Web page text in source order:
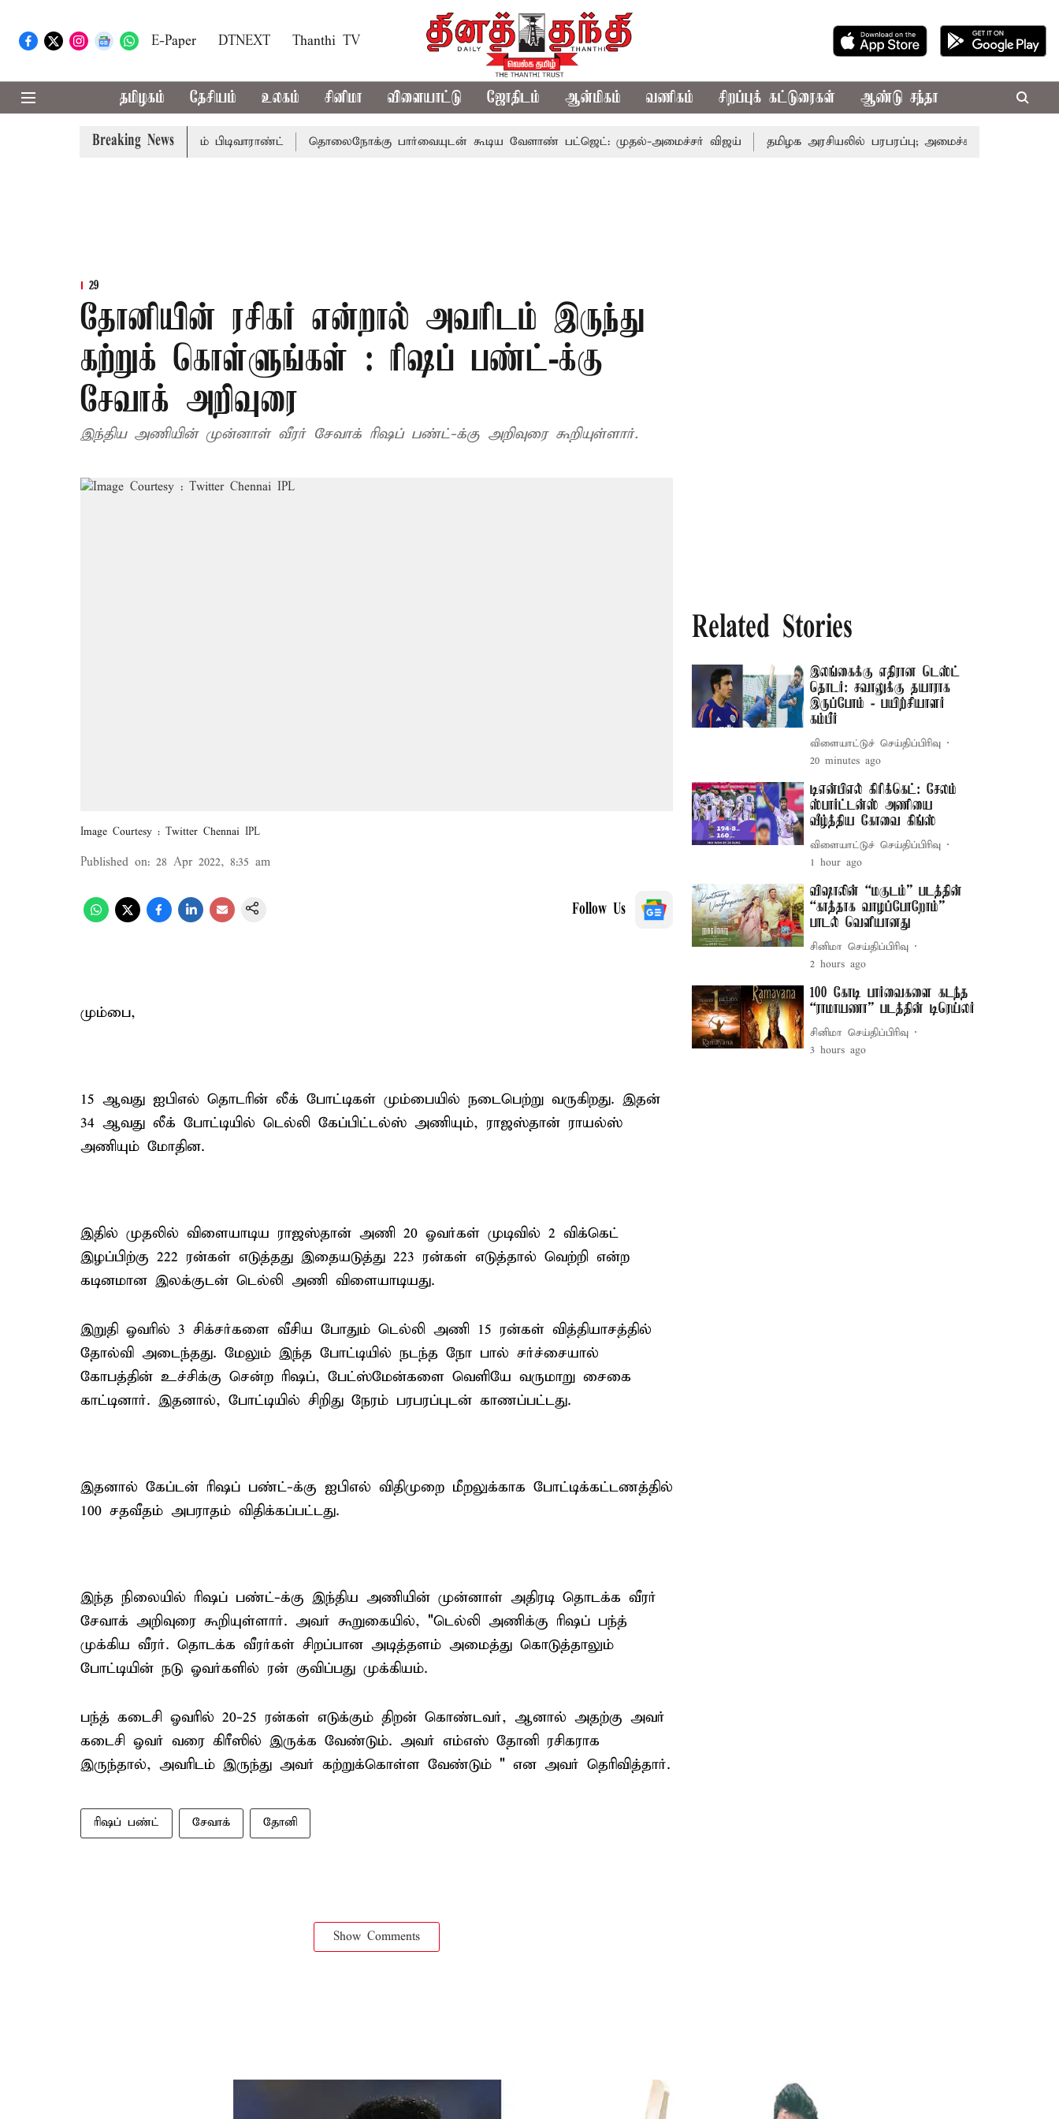
E-Paper DTNEXT Thanthi TV
தமிழகம் தேசியம் உலகம் சினிமா விளையாட்டு ஜோதிடம் ஆன்மிகம் வணிகம் சிறப்புக் கட்டுரைகள் ஆண்டு சந்தா
Breaking News
சென்னை நீதிமன்றம் பிடிவாராண்ட் தொலைநோக்கு பார்வையுடன் கூடிய வேளாண் பட்ஜெட்: முதல்-அமைச்சர் விஜய் தமிழக அரசியலில் பரபரப்பு; அமைச்சர் ஆனந்த் உடன்
29
தோனியின் ரசிகர் என்றால் அவரிடம் இருந்து
கற்றுக் கொள்ளுங்கள் : ரிஷப் பண்ட்-க்கு
சேவாக் அறிவுரை
இந்திய அணியின் முன்னாள் வீரர் சேவாக் ரிஷப் பண்ட்-க்கு அறிவுரை கூறியுள்ளார்.
Image Courtesy : Twitter Chennai IPL
Published on: 28 Apr 2022, 8:35 am
Follow Us
மும்பை,
15 ஆவது ஐபிஎல் தொடரின் லீக் போட்டிகள் மும்பையில் நடைபெற்று வருகிறது. இதன்
34 ஆவது லீக் போட்டியில் டெல்லி கேப்பிட்டல்ஸ் அணியும், ராஜஸ்தான் ராயல்ஸ்
அணியும் மோதின.
இதில் முதலில் விளையாடிய ராஜஸ்தான் அணி 20 ஓவர்கள் முடிவில் 2 விக்கெட்
இழப்பிற்கு 222 ரன்கள் எடுத்தது இதையடுத்து 223 ரன்கள் எடுத்தால் வெற்றி என்ற
கடினமான இலக்குடன் டெல்லி அணி விளையாடியது.
இறுதி ஓவரில் 3 சிக்சர்களை வீசிய போதும் டெல்லி அணி 15 ரன்கள் வித்தியாசத்தில்
தோல்வி அடைந்தது. மேலும் இந்த போட்டியில் நடந்த நோ பால் சர்ச்சையால்
கோபத்தின் உச்சிக்கு சென்ற ரிஷப், பேட்ஸ்மேன்களை வெளியே வருமாறு சைகை
காட்டினார். இதனால், போட்டியில் சிறிது நேரம் பரபரப்புடன் காணப்பட்டது.
இதனால் கேப்டன் ரிஷப் பண்ட்-க்கு ஐபிஎல் விதிமுறை மீறலுக்காக போட்டிக்கட்டணத்தில்
100 சதவீதம் அபராதம் விதிக்கப்பட்டது.
இந்த நிலையில் ரிஷப் பண்ட்-க்கு இந்திய அணியின் முன்னாள் அதிரடி தொடக்க வீரர்
சேவாக் அறிவுரை கூறியுள்ளார். அவர் கூறுகையில், "டெல்லி அணிக்கு ரிஷப் பந்த்
முக்கிய வீரர். தொடக்க வீரர்கள் சிறப்பான அடித்தளம் அமைத்து கொடுத்தாலும்
போட்டியின் நடு ஓவர்களில் ரன் குவிப்பது முக்கியம்.
பந்த் கடைசி ஓவரில் 20-25 ரன்கள் எடுக்கும் திறன் கொண்டவர், ஆனால் அதற்கு அவர்
கடைசி ஓவர் வரை கிரீஸில் இருக்க வேண்டும். அவர் எம்எஸ் தோனி ரசிகராக
இருந்தால், அவரிடம் இருந்து அவர் கற்றுக்கொள்ள வேண்டும் " என அவர் தெரிவித்தார்.
ரிஷப் பண்ட் சேவாக் தோனி
Show Comments
Related Stories
இலங்கைக்கு எதிரான டெஸ்ட்
தொடர்: சவாலுக்கு தயாராக
இருப்போம் - பயிற்சியாளர்
கம்பீர்
விளையாட்டுச் செய்திப்பிரிவு
20 minutes ago
டிஎன்பிஎல் கிரிக்கெட்: சேலம்
ஸ்பார்ட்டன்ஸ் அணியை
வீழ்த்திய கோவை கிங்ஸ்
விளையாட்டுச் செய்திப்பிரிவு
1 hour ago
விஷாலின் “மகுடம்” படத்தின்
“காத்தாக வாழப்போறோம்”
பாடல் வெளியானது
சினிமா செய்திப்பிரிவு
2 hours ago
100 கோடி பார்வைகளை கடந்த
“ராமாயணா” படத்தின் டிரெய்லர்
சினிமா செய்திப்பிரிவு
3 hours ago